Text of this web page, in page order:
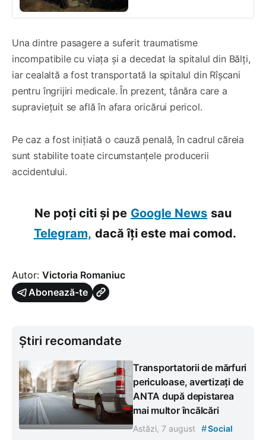
Una dintre pasagere a suferit traumatisme
incompatibile cu viața și a decedat la spitalul din Bălți,
iar cealaltă a fost transportată la spitalul din Rîșcani
pentru îngrijiri medicale. În prezent, tânăra care a
supraviețuit se află în afara oricărui pericol.
Pe caz a fost inițiată o cauză penală, în cadrul căreia
sunt stabilite toate circumstanțele producerii
accidentului.
Ne poți citi și pe Google News sau
Telegram, dacă îți este mai comod.
Autor: Victoria Romaniuc
Abonează-te
Știri recomandate
Transportatorii de mărfuri
periculoase, avertizați de
ANTA după depistarea
mai multor încălcări
Astăzi, 7 august #Social